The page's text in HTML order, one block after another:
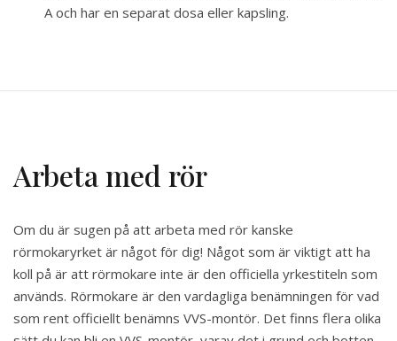
A och har en separat dosa eller kapsling.
Arbeta med rör
Om du är sugen på att arbeta med rör kanske
rörmokaryrket är något för dig! Något som är viktigt att ha
koll på är att rörmokare inte är den officiella yrkestiteln som
används. Rörmokare är den vardagliga benämningen för vad
som rent officiellt benämns VVS-montör. Det finns flera olika